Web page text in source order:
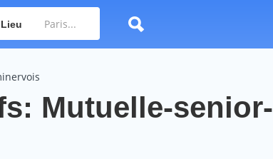
Lieu
Mutuelle-senior-